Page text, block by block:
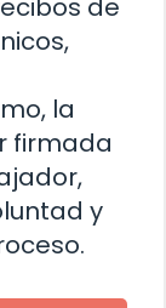
de
la
firmada
y